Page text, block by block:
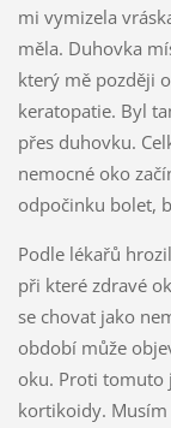
mi vymizela
měla. Duhovka
který mě později
keratopatie. Byl
přes duhovku.
nemocné oko
odpočinku bolet,
Podle lékařů
při které zdravé
se chovat jako
období může
oku. Proti tomuto
kortikoidy. Musím